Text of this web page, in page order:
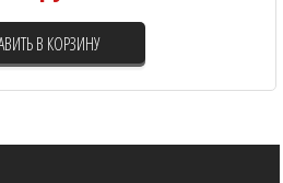
В КОРЗИНУ